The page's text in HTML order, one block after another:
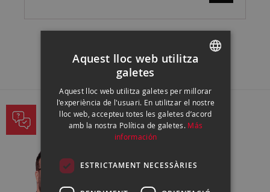
PREGUNTA ALS NOSTRES EXPERTS
ENGLISH
CATALAN
Aquest lloc web utilitza
galetes
Aquest lloc web utilitza galetes per millorar
l'experiència de l'usuari. En utilitzar el nostre
lloc web, accepteu totes les galetes d’acord
amb la nostra Política de galetes. Más
información
ESTRICTAMENT NECESSÀRIES